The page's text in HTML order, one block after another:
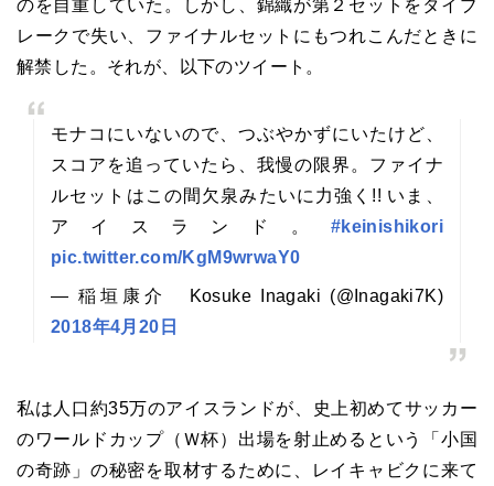
のを自重していた。しかし、錦織が第２セットをタイブ
レークで失い、ファイナルセットにもつれこんだときに
解禁した。それが、以下のツイート。
モナコにいないので、つぶやかずにいたけど、
スコアを追っていたら、我慢の限界。ファイナ
ルセットはこの間欠泉みたいに力強く!! いま、
アイスランド。 #keinishikori
pic.twitter.com/KgM9wrwaY0
— 稲垣康介 Kosuke Inagaki (@Inagaki7K)
2018年4月20日
私は人口約35万のアイスランドが、史上初めてサッカー
のワールドカップ（Ｗ杯）出場を射止めるという「小国
の奇跡」の秘密を取材するために、レイキャビクに来て